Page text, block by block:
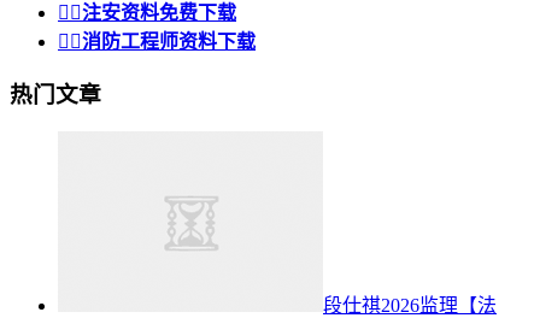
 注安资料免费下载
 消防工程师资料下载
热门文章
段仕祺2026监理【法